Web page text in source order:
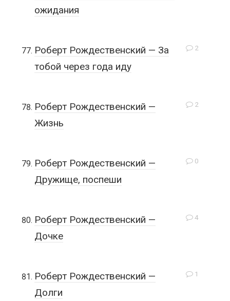
ожидания
2
Роберт Рождественский — За
тобой через года иду
2
Роберт Рождественский —
Жизнь
0
Роберт Рождественский —
Дружище, поспеши
4
Роберт Рождественский —
Дочке
1
Роберт Рождественский —
Долги